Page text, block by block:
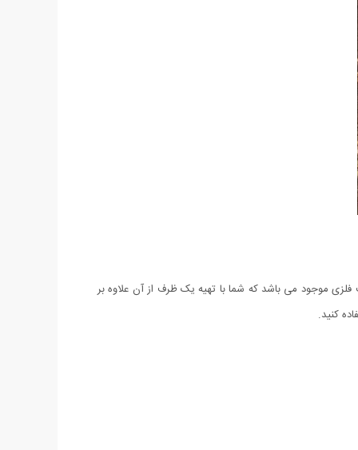
موجود می باشد که شما با تهیه یک ظرف از آن علاوه بر